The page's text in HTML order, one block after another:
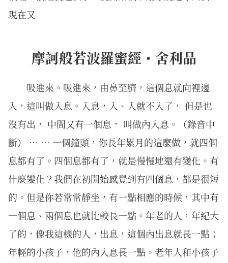
現在又
摩訶般若波羅蜜經・舍利品
吸進來。吸進來，由鼻至臍，這個息就向裡邊
入，這叫做入息。入息，入、入就不入了， 但是也
沒有出， 中間又有一個息， 叫做內入息。（錄音中
斷） … … 一個鐘頭，你長年累月的這麼做，就四個
息都有了。四個息都有了，就是慢慢地還有變化。有
什麼變化？我們在初開始感覺到有四個息，都是很短
的。但是你若常常靜坐，有一點相應的時候，其中有
一個息、兩個息也就比較長一點。年老的人，年紀大
了的，像我這樣的人，出息，這個內出息就長一點；
年輕的小孩子，他的內入息長一點。老年人和小孩子